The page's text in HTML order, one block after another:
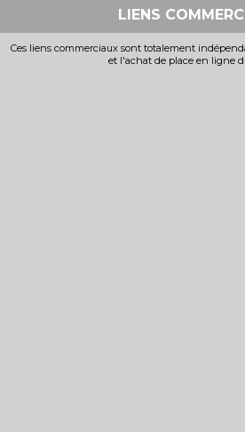
LIENS
Ces liens commerciaux sont totalement
et l'achat de place en ligne